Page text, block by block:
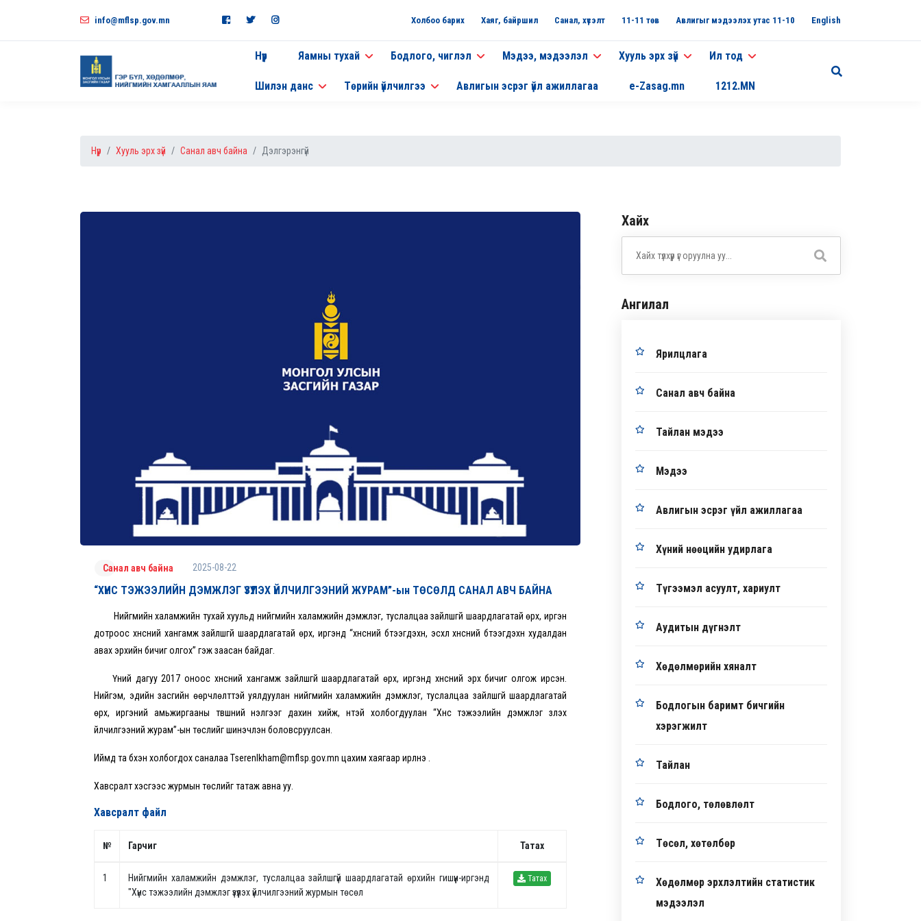
info@mflsp.gov.mn Холбоо барих Хаяг, байршил Санал, хүсэлт 11-11 төв Авлигыг мэдээлэх утас 11-10 English
Нүүр Яамны тухай Бодлого, чиглэл Мэдээ, мэдээлэл Хууль эрх зүй Ил тод
Шилэн данс Төрийн үйлчилгээ Авлигын эсрэг үйл ажиллагаа e-Zasag.mn 1212.MN
Нүүр Хууль эрх зүй Санал авч байна Дэлгэрэнгүй
Санал авч байна 2025-08-22
“ХҮНС ТЭЖЭЭЛИЙН ДЭМЖЛЭГ ҮЗҮҮЛЭХ ҮЙЛЧИЛГЭЭНИЙ ЖУРАМ”-ын ТӨСӨЛД САНАЛ АВЧ БАЙНА
Нийгмийн халамжийн тухай хуульд нийгмийн халамжийн дэмжлэг, туслалцаа зайлшгүй шаардлагатай өрх, иргэн
дотроос хүнсний хангамж зайлшгүй шаардлагатай өрх, иргэнд “хүнсний бүтээгдэхүүн, эсхүл хүнсний бүтээгдэхүүн худалдан
авах эрхийн бичиг олгох” гэж заасан байдаг.
Үүний дагуу 2017 оноос хүнсний хангамж зайлшгүй шаардлагатай өрх, иргэнд хүнсний эрх бичиг олгож ирсэн.
Нийгэм, эдийн засгийн өөрчлөлттэй уялдуулан нийгмийн халамжийн дэмжлэг, туслалцаа зайлшгүй шаардлагатай
өрх, иргэний амьжиргааны түвшний үнэлгээг дахин хийж, үүнтэй холбогдуулан “Хүнс тэжээлийн дэмжлэг үзүүлэх
үйлчилгээний журам”-ын төслийг шинэчлэн боловсруулсан.
Иймд та бүхэн холбогдох саналаа Tserenlkham@mflsp.gov.mn цахим хаягаар ирүүлнэ үү.
Хавсралт хэсгээс журмын төслийг татаж авна уу.
Хавсралт файл
№ Гарчиг Татах
1
Нийгмийн халамжийн дэмжлэг, туслалцаа зайлшгүй шаардлагатай өрхийн гишүүн-иргэнд
"Хүнс тэжээлийн дэмжлэг үзүүлэх үйлчилгээний журмын төсөл
Татах
Хайх
Ангилал
Ярилцлага
Санал авч байна
Тайлан мэдээ
Мэдээ
Авлигын эсрэг үйл ажиллагаа
Хүний нөөцийн удирлага
Түгээмэл асуулт, хариулт
Аудитын дүгнэлт
Хөдөлмөрийн хяналт
Бодлогын баримт бичгийн
хэрэгжилт
Тайлан
Бодлого, төлөвлөлт
Төсөл, хөтөлбөр
Хөдөлмөр эрхлэлтийн статистик
мэдээлэл